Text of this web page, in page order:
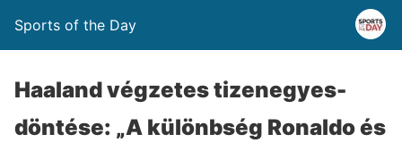
Sports of the Day
Haaland végzetes tizenegyes-
döntése: „A különbség Ronaldo és